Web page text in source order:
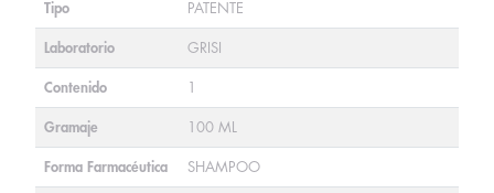
Tipo PATENTE
Laboratorio GRISI
Contenido 1
Gramaje 100 ML
Forma Farmacéutica SHAMPOO